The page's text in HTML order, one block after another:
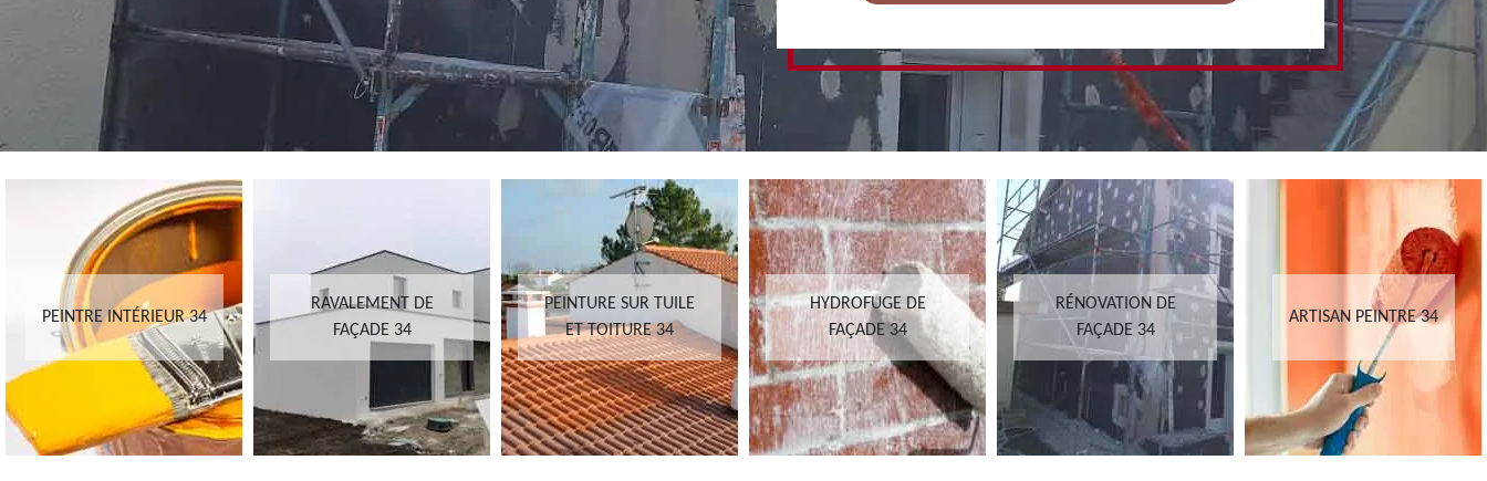
PEINTRE INTÉRIEUR 34
RAVALEMENT DE
FAÇADE 34
PEINTURE SUR TUILE
ET TOITURE 34
HYDROFUGE DE
FAÇADE 34
RÉNOVATION DE
FAÇADE 34
ARTISAN PEINTRE 34